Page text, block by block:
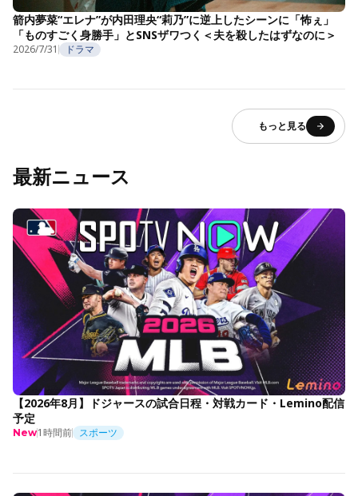
箭内夢菜“エレナ”が内田理央“莉乃”に逆上したシーンに「怖ぇ」
「ものすごく身勝手」とSNSザワつく＜夫を殺したはずなのに＞
2026/7/31 ドラマ
もっと見る
最新ニュース
【2026年8月】ドジャースの試合日程・対戦カード・Lemino配信
予定
New1時間前 スポーツ